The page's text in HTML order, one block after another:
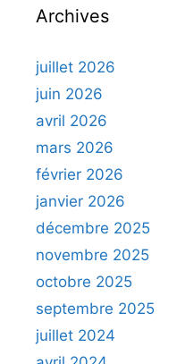
Archives
juillet 2026
juin 2026
avril 2026
mars 2026
février 2026
janvier 2026
décembre 2025
novembre 2025
octobre 2025
septembre 2025
juillet 2024